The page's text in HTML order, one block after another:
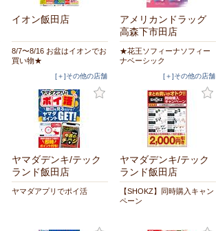
イオン飯田店
8/7〜8/16 お盆はイオンでお
買い物★
[＋]その他の店舗
アメリカンドラッグ
高森下市田店
★花王ソフィーナソフィー
ナベーシック
[＋]その他の店舗
ヤマダデンキ/テック
ランド飯田店
ヤマダアプリでポイ活
ヤマダデンキ/テック
ランド飯田店
【SHOKZ】同時購入キャン
ペーン